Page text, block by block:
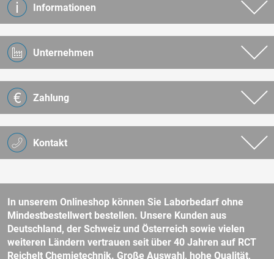
Kontakt
Informationen
Unternehmen
Zahlung
In unserem Onlineshop können Sie Laborbedarf ohne
Mindestbestellwert bestellen. Unsere Kunden aus
Deutschland, der Schweiz und Österreich sowie vielen
weiteren Ländern vertrauen seit über 40 Jahren auf RCT
Reichelt Chemietechnik. Große Auswahl, hohe Qualität,